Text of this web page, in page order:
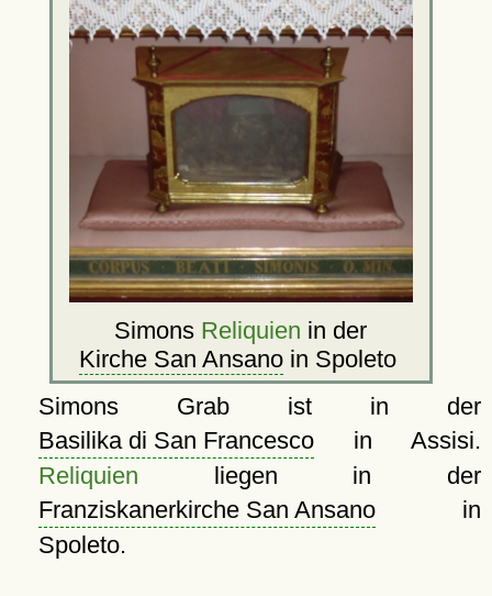
Simons Reliquien in der
Kirche San Ansanoin Spoleto
Simons Grab ist in der
Basilika di San Francescoin Assisi.
Reliquien liegen in der
Franziskanerkirche San Ansanoin
Spoleto.